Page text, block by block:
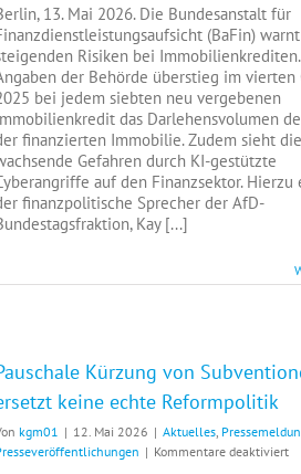
der
die
13. Mai 2026. Die Bundesanstalt für
(BaFin)
Risiken bei
der Behörde überstieg im vierten
bei jedem siebten neu vergebenen
das Darlehensvolumen
finanzierten Immobilie. Zudem sieht
Gefahren durch KI-gestützte
auf den Finanzsektor. Hierzu
finanzpolitische Sprecher der AfD-
Kay [...]
Kürzung von
keine echte Reformpolitik
kgm01 | 12. Mai 2026 | Aktuelles,
| Kommentare deaktiviertfür